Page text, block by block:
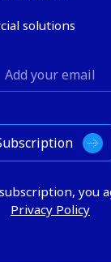
solutions
you
Privacy Policy